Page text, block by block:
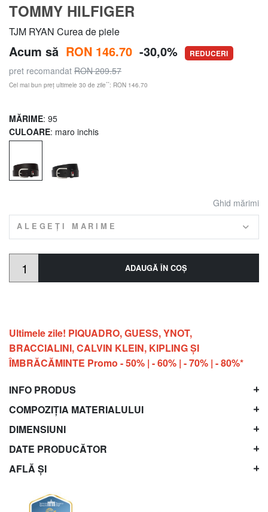
TOMMY HILFIGER
TJM RYAN Curea de piele
Acum să RON 146.70 -30,0% REDUCERI
pret recomandat RON 209.57
Cel mai bun preț ultimele 30 de zile**: RON 146.70
MĂRIME: 95
CULOARE: maro inchis
Ghid mărimi
ALEGEȚI MARIME
ADAUGĂ ÎN COŞ
Ultimele zile! PIQUADRO, GUESS, YNOT,
BRACCIALINI, CALVIN KLEIN, KIPLING ŞI
ÎMBRĂCĂMINTE Promo - 50% | - 60% | - 70% | - 80%*
INFO PRODUS
COMPOZIȚIA MATERIALULUI
DIMENSIUNI
DATE PRODUCĂTOR
AFLĂ ȘI